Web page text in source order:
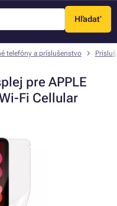
Hľadať
Menu
telefóny a príslušenstvo
pre APPLE
Fi Cellular